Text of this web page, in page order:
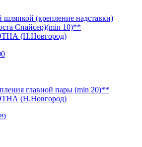
(крепление надставки)
Спайсер)(min 10)**
(Н.Новгород)
главной пары (min 20)**
(Н.Новгород)